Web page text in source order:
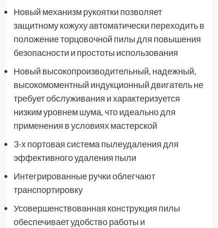
Новый механизм рукоятки позволяет
защитному кожуху автоматически переходить в
положение торцовочной пилы для повышения
безопасности и простоты использования
Новый высокопроизводительный, надежный,
высокомоментный индукционный двигатель не
требует обслуживания и характеризуется
низким уровнем шума, что идеально для
применения в условиях мастерской
3-х портовая система пылеудаления для
эффективного удаления пыли
Интегрированные ручки облегчают
транспортировку
Усовершенствованная конструкция пилы
обеспечивает удобство работы и